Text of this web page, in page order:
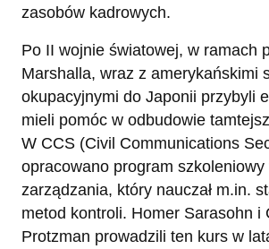
zasobów kadrowych.
Po II wojnie światowej, w ramach
Marshalla, wraz z amerykańskimi
okupacyjnymi do Japonii przybyli
mieli pomóc w odbudowie
W CCS (Civil Communications
opracowano program
zarządzania, który nauczał m.in.
metod kontroli. Homer Sarasohn i
Protzman prowadzili ten kurs w